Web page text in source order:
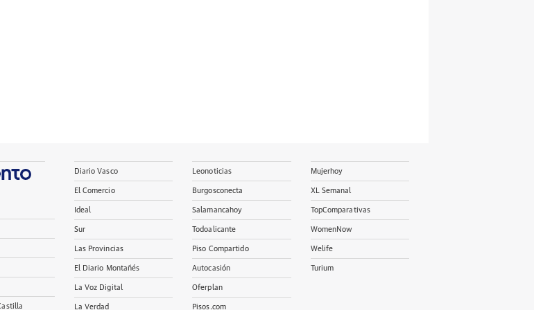
Diario Vasco
El Comercio
Ideal
Sur
Las Provincias
El Diario Montañés
La Voz Digital
La Verdad
Leonoticias
Burgosconecta
Salamancahoy
Todoalicante
Piso Compartido
Autocasión
Oferplan
Pisos.com
Mujerhoy
XL Semanal
TopComparativas
WomenNow
Welife
Turium